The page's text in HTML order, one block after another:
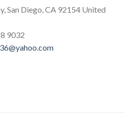
San Diego, CA 92154 United
9032